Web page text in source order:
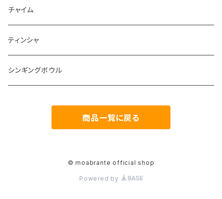
チャイム
ティンシャ
シンギングボウル
商品一覧に戻る
© moabrante official shop
Powered by